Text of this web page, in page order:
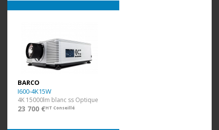
BARCO
I600-4K15W
4K 15000lm blanc ss Optique
23 700 €HT Conseillé